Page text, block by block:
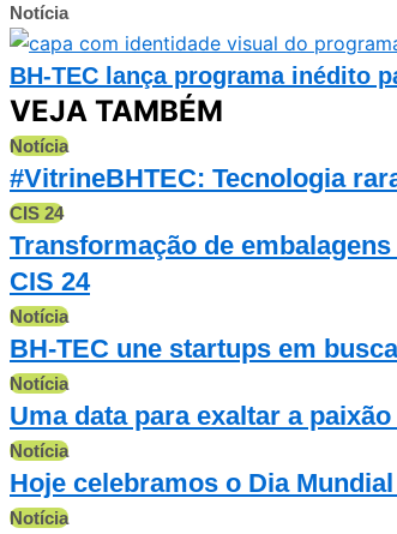
Notícia
BH-TEC lança programa inédito
VEJA TAMBÉM
Notícia
#VitrineBHTEC: Tecnologia
CIS 24
Transformação de
CIS 24
Notícia
BH-TEC une startups em
Notícia
Uma data para exaltar a
Notícia
Hoje celebramos o Dia
Notícia